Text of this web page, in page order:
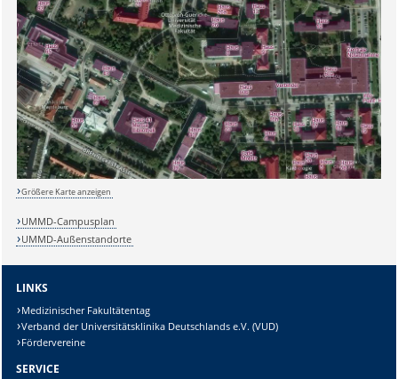
Größere Karte anzeigen
UMMD-Campusplan
UMMD-Außenstandorte
LINKS
Medizinischer Fakultätentag
Verband der Universitätsklinika Deutschlands e.V. (VUD)
Fördervereine
SERVICE